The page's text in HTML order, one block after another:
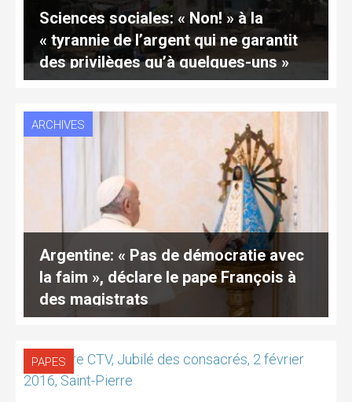
Sciences sociales: « Non! » à la
« tyrannie de l’argent qui ne garantit
des privilèges qu’à quelques-uns »
(traduction complète)
ARCHIVES
Argentine: « Pas de démocratie avec
la faim », déclare le pape François à
des magistrats
PAPES